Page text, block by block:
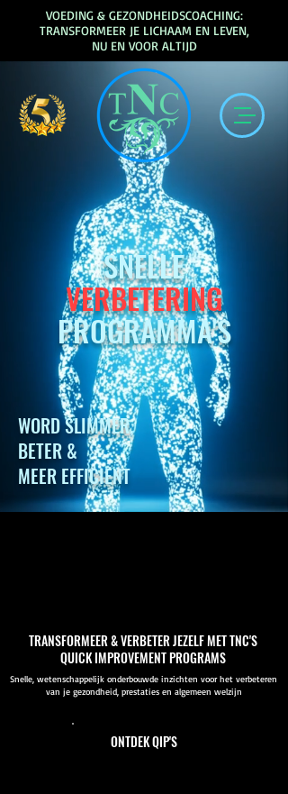
VOEDING & GEZONDHEIDSCOACHING:
TRANSFORMEER JE LICHAAM EN LEVEN,
NU EN VOOR ALTIJD
SNELLE
VERBETERING
PROGRAMMA'S
WORD SLIMMER,
BETER &
MEER EFFICIENT
TRANSFORMEER & VERBETER JEZELF MET TNC'S
QUICK IMPROVEMENT PROGRAMS
Snelle, wetenschappelijk onderbouwde inzichten voor het verbeteren
van je gezondheid, prestaties en algemeen welzijn
ONTDEK QIP'S